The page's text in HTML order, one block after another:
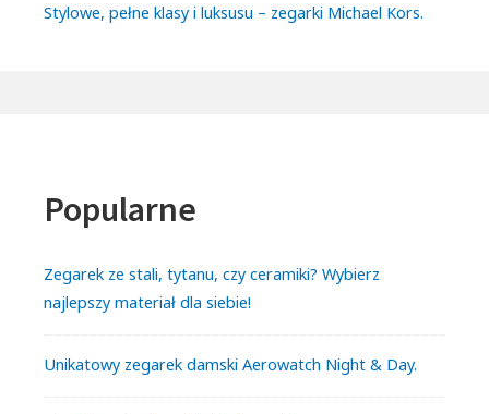
Stylowe, pełne klasy i luksusu – zegarki Michael Kors.
Popularne
Zegarek ze stali, tytanu, czy ceramiki? Wybierz
najlepszy materiał dla siebie!
Unikatowy zegarek damski Aerowatch Night & Day.